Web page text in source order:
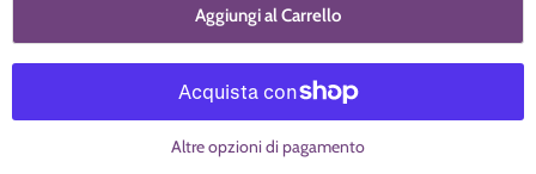
Aggiungi al Carrello
Altre opzioni di pagamento